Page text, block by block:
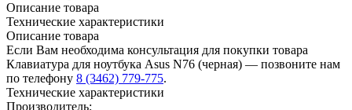
Описание товара
Технические характеристики
Описание товара
Если Вам необходима консультация для покупки товара
Клавиатура для ноутбука Asus N76 (черная) — позвоните нам
по телефону 8 (3462) 779-775.
Технические характеристики
Производитель: